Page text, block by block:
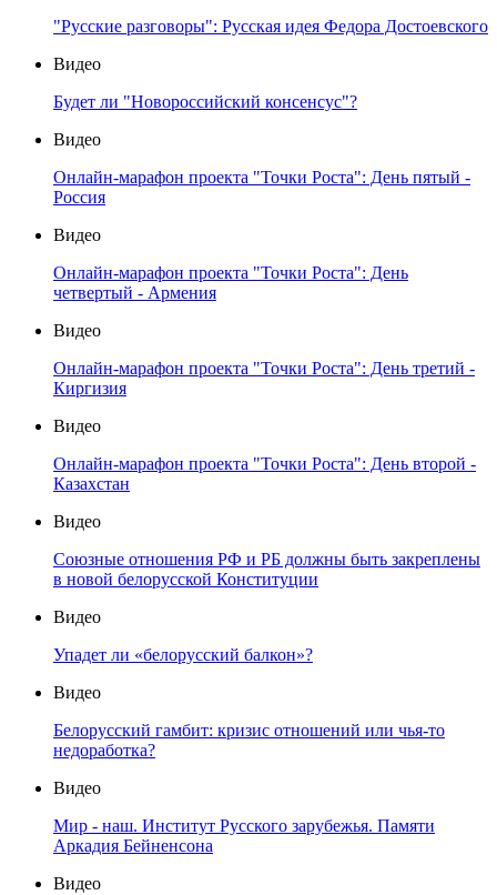
"Русские разговоры": Русская идея Федора Достоевского
Видео
Будет ли "Новороссийский консенсус"?
Видео
Онлайн-марафон проекта "Точки Роста": День пятый -
Россия
Видео
Онлайн-марафон проекта "Точки Роста": День
четвертый - Армения
Видео
Онлайн-марафон проекта "Точки Роста": День третий -
Киргизия
Видео
Онлайн-марафон проекта "Точки Роста": День второй -
Казахстан
Видео
Союзные отношения РФ и РБ должны быть закреплены
в новой белорусской Конституции
Видео
Упадет ли «белорусский балкон»?
Видео
Белорусский гамбит: кризис отношений или чья-то
недоработка?
Видео
Мир - наш. Институт Русского зарубежья. Памяти
Аркадия Бейненсона
Видео